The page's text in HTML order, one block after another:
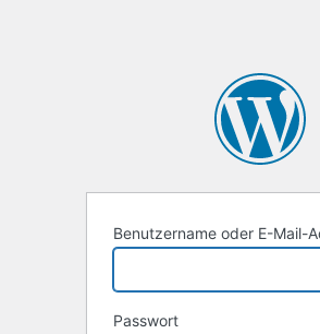
Benutzername oder E-Mail-
Passwort